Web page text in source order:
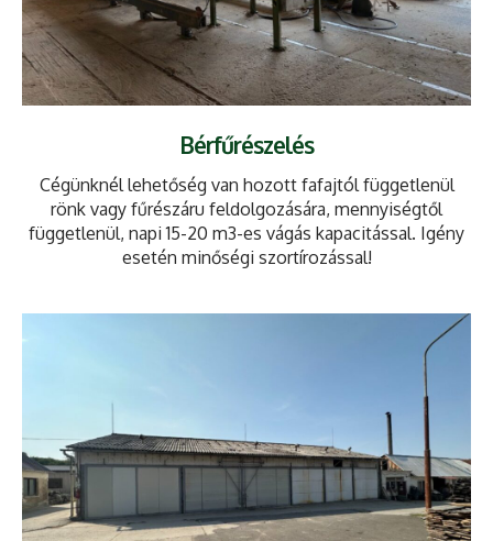
Bérfűrészelés
Cégünknél lehetőség van hozott fafajtól függetlenül
rönk vagy fűrészáru feldolgozására, mennyiségtől
függetlenül, napi 15-20 m3-es vágás kapacitással. Igény
esetén minőségi szortírozással!